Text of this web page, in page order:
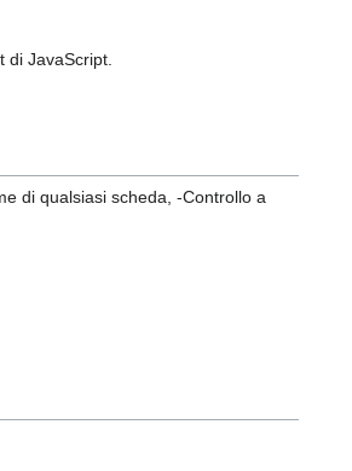
di JavaScript.
di qualsiasi scheda, -Controllo a